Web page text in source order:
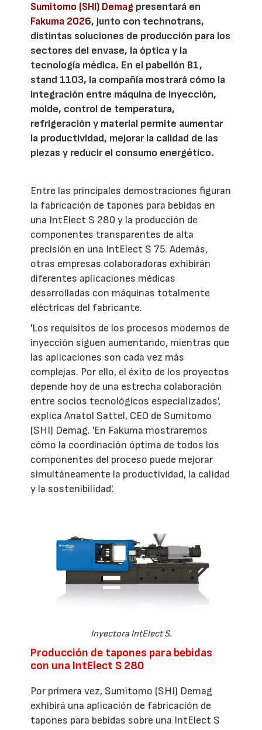
Sumitomo (SHI) Demag presentará en
Fakuma 2026, junto con technotrans,
distintas soluciones de producción para los
sectores del envase, la óptica y la
tecnología médica. En el pabellón B1,
stand 1103, la compañía mostrará cómo la
integración entre máquina de inyección,
molde, control de temperatura,
refrigeración y material permite aumentar
la productividad, mejorar la calidad de las
piezas y reducir el consumo energético.
Entre las principales demostraciones figuran
la fabricación de tapones para bebidas en
una IntElect S 280 y la producción de
componentes transparentes de alta
precisión en una IntElect S 75. Además,
otras empresas colaboradoras exhibirán
diferentes aplicaciones médicas
desarrolladas con máquinas totalmente
eléctricas del fabricante.
'Los requisitos de los procesos modernos de
inyección siguen aumentando, mientras que
las aplicaciones son cada vez más
complejas. Por ello, el éxito de los proyectos
depende hoy de una estrecha colaboración
entre socios tecnológicos especializados',
explica Anatol Sattel, CEO de Sumitomo
(SHI) Demag. 'En Fakuma mostraremos
cómo la coordinación óptima de todos los
componentes del proceso puede mejorar
simultáneamente la productividad, la calidad
y la sostenibilidad'.
Inyectora IntElect S.
Producción de tapones para bebidas
con una IntElect S 280
Por primera vez, Sumitomo (SHI) Demag
exhibirá una aplicación de fabricación de
tapones para bebidas sobre una IntElect S